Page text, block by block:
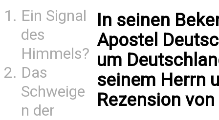
Ein Signal
des
Himmels?
Das
Schweige
n der
In seinen
Apostel
um
seinem Herrn
Rezension